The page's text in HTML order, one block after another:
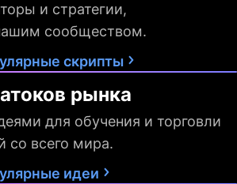
и стратегии,
сообществом.
скрипты
рынка
для обучения и торговли
со всего мира.
идеи